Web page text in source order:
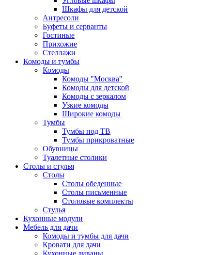
Шкафы для детской
Антресоли
Буфеты и серванты
Гостиные
Прихожие
Стеллажи
Комоды и тумбы
Комоды
Комоды "Москва"
Комоды для детской
Комоды с зеркалом
Узкие комоды
Широкие комоды
Тумбы
Тумбы под ТВ
Тумбы прикроватные
Обувницы
Туалетные столики
Столы и стулья
Столы
Столы обеденные
Столы письменные
Столовые комплекты
Стулья
Кухонные модули
Мебель для дачи
Комоды и тумбы для дачи
Кровати для дачи
Кухонные диваны